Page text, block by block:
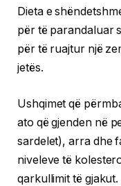
Dieta e
për të parandaluar
për të ruajtur një
jetës.
Ushqimet që
ato që gjenden në
sardelet), arra dhe
niveleve të
qarkullimit të gjakut.